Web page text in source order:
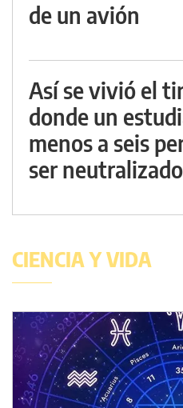
de un avión
Así se vivió el
donde un
menos a seis
ser neutralizado
CIENCIA Y VIDA